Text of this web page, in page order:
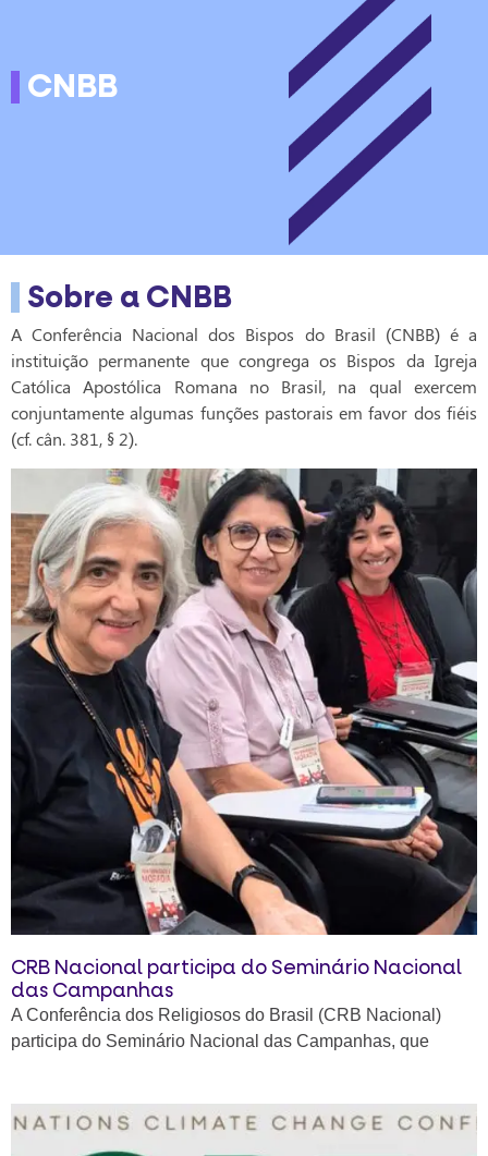
CNBB
Sobre a CNBB
A Conferência Nacional dos Bispos do Brasil (CNBB) é a
instituição permanente que congrega os Bispos da Igreja
Católica Apostólica Romana no Brasil, na qual exercem
conjuntamente algumas funções pastorais em favor dos fiéis
(cf. cân. 381, § 2).
CRB Nacional participa do Seminário Nacional
das Campanhas
A Conferência dos Religiosos do Brasil (CRB Nacional)
participa do Seminário Nacional das Campanhas, que